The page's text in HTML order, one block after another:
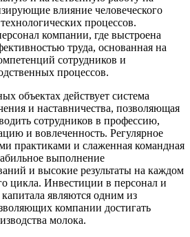
влияние человеческого
процессов.
компании, где выстроена
труда, основанная на
сотрудников и
процессов.
объектах действует система
и наставничества, позволяющая
сотрудников в профессию,
и вовлеченность. Регулярное
практиками и слаженная командная
выполнение
и высокие результаты на каждом
цикла. Инвестиции в персонал и
капитала являются одним из
компании достигать
молока.